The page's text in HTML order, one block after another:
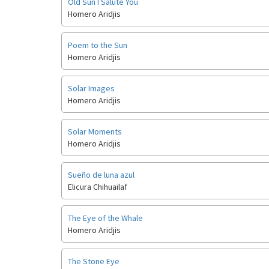
Homero Aridjis
Poem to the Sun
Homero Aridjis
Solar Images
Homero Aridjis
Solar Moments
Homero Aridjis
Sueño de luna azul
Elicura Chihuailaf
The Eye of the Whale
Homero Aridjis
The Stone Eye